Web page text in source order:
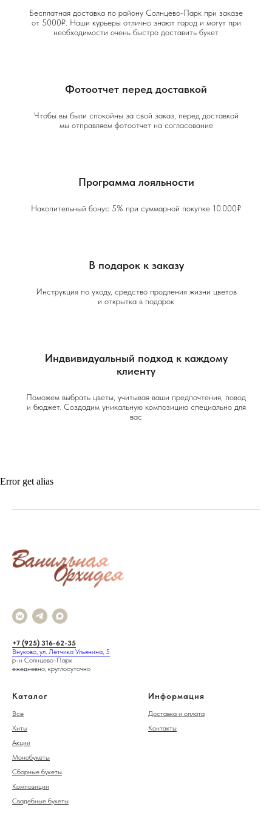
Бесплатная доставка по району Солнцево-Парк при заказе
от 5000₽. Наши курьеры отлично знают город и могут при
необходимости очень быстро доставить букет
Фотоотчет перед доставкой
Чтобы вы были спокойны за свой заказ, перед доставкой
мы отправляем фотоотчет на согласование
Программа лояльности
Накопительный бонус 5% при суммарной покупке 10 000₽
В подарок к заказу
Инструкция по уходу, средство продления жизни цветов
и открытка в подарок
Индвивидуальный подход к каждому
клиенту
Поможем выбрать цветы, учитывая ваши предпочтения, повод
и бюджет. Создадим уникальную композицию специально для
вас
Error get alias
+7 (925) 316-62-35
Внуково, ул. Лётчика Ульянина, 5
р-н Солнцево-Парк
ежедневно, круглосуточно
Каталог
Все
Хиты
Акции
Монобукеты
Сборные букеты
Композиции
Свадебные букеты
Информация
Доставка и оплата
Контакты